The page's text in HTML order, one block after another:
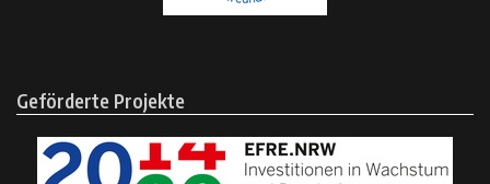
Geförderte Projekte